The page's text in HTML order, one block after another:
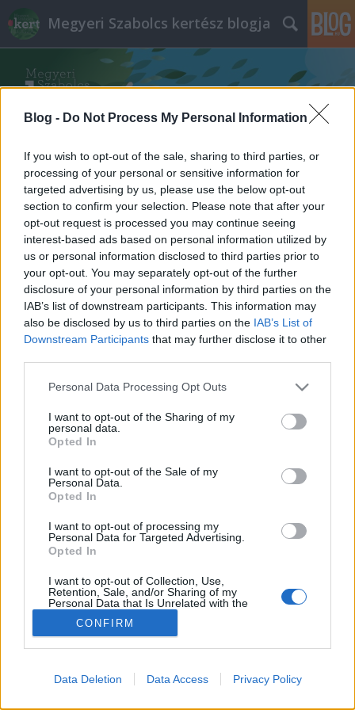
Blog - Do Not Process My Personal Information
If you wish to opt-out of the sale, sharing to third parties, or
processing of your personal or sensitive information for
targeted advertising by us, please use the below opt-out
section to confirm your selection. Please note that after your
opt-out request is processed you may continue seeing
interest-based ads based on personal information utilized by
us or personal information disclosed to third parties prior to
your opt-out. You may separately opt-out of the further
disclosure of your personal information by third parties on the
IAB’s list of downstream participants. This information may
also be disclosed by us to third parties on the IAB’s List of
Downstream Participants that may further disclose it to other
Please note that this website/app uses one or more Google
not limited to your visit or usage behaviour. You may click to
grant or deny consent to Google and its third-party tags to
use your data for below specified purposes in below Google
consent section.
Personal Data Processing Opt Outs
I want to opt-out of the Sharing of my
personal data.
Opted In
I want to opt-out of the Sale of my
Personal Data.
Opted In
I want to opt-out of processing my
Personal Data for Targeted Advertising.
Opted In
I want to opt-out of Collection, Use,
Retention, Sale, and/or Sharing of my
Personal Data that Is Unrelated with the
Purposes for which it was collected.
Opted Out
I want to allow Google to enable storage
related to advertising like cookies on web or
CONFIRM
Data Deletion Data Access Privacy Policy
Megyeri Szabolcs kertész blogja
Címkék»cékla_betegségei
Nyári céklavetés
Megyeri Szabolcs• 2014. június 29.
A tavaszi ültetési dömping után a nyár rendszerint
kissé holtszezon a kertekben, aminek oka lehet, hogy
a forróságban kevesebben bíbelődnek a
veteményessel, és persze sok kertgazda júliusban,
Borscs a kertből
Megyeri Szabolcs•
Fonnyadt, drága, vegyszerrel kezelt zöldségek a
boltok polcain? Nem érint minket, ha saját
nevelünk a kertünkben, balkonunkon. A háztáji
gazdálkodással nem csupán spórolni, bioterményt